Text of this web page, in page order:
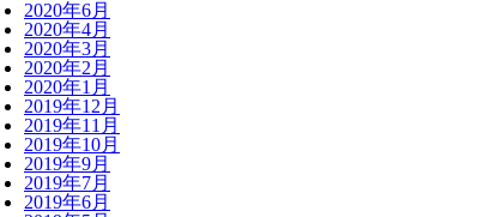
2020年6月
2020年4月
2020年3月
2020年2月
2020年1月
2019年12月
2019年11月
2019年10月
2019年9月
2019年7月
2019年6月